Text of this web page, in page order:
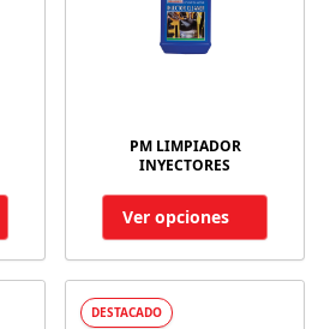
PM LIMPIADOR
INYECTORES
Ver opciones
DESTACADO